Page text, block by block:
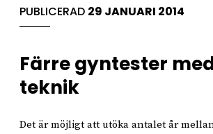
PUBLICERAD 29 JANUARI 2014
Färre gyntester
teknik
Det är möjligt att utöka antalet år